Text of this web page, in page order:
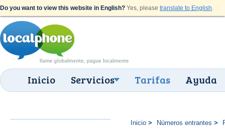
Do you want to view this website in English? Yes, please translate to English.
Inicio Servicios Tarifas Ayuda
Inicio Números entrantes